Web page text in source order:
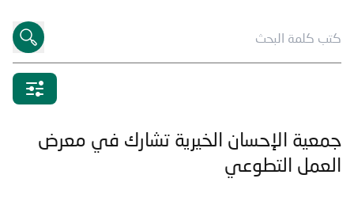
جمعية الإحسان الخيرية تشارك في معرض
العمل التطوعي